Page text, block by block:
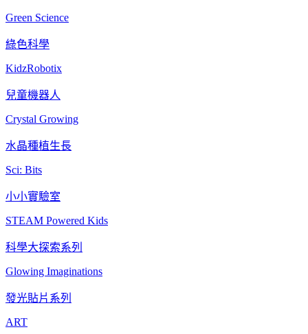
Green Science
綠色科學
KidzRobotix
兒童機器人
Crystal Growing
水晶種植生長
Sci: Bits
小小實驗室
STEAM Powered Kids
科學大探索系列
Glowing Imaginations
發光貼片系列
ART